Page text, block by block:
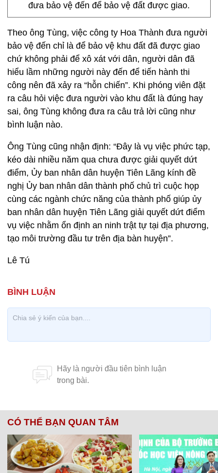
đưa bảo vệ đến để bảo vệ đất được giao.
Theo ông Tùng, việc công ty Hoa Thành đưa người
bảo vệ đến chỉ là để bảo vệ khu đất đã được giao
chứ không phải để xô xát với dân, người dân đã
hiểu lầm những người này đến để tiến hành thi
công nên đã xảy ra “hỗn chiến”. Khi phóng viên đặt
ra câu hỏi việc đưa người vào khu đất là đúng hay
sai, ông Tùng không đưa ra câu trả lời cũng như
bình luận nào.
Ông Tùng cũng nhận định: “Đây là vụ việc phức tạp,
kéo dài nhiều năm qua chưa được giải quyết dứt
điểm, Ủy ban nhân dân huyện Tiên Lãng kính đề
nghị Ủy ban nhân dân thành phố chủ trì cuộc họp
cùng các ngành chức năng của thành phố giúp ủy
ban nhân dân huyện Tiên Lãng giải quyết dứt điểm
vụ việc nhằm ổn định an ninh trật tự tại địa phương,
tạo môi trường đầu tư trên địa bàn huyện”.
Lê Tú
CÓ THỂ BẠN QUAN TÂM